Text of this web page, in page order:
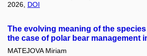
2026, DOI
The evolving meaning of the
the case of polar bear management
MATEJOVA Miriam